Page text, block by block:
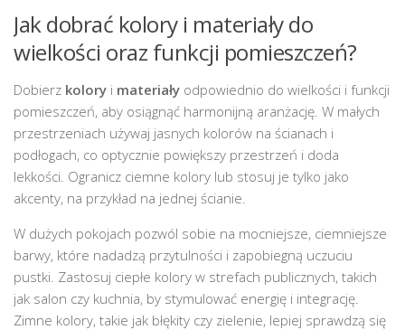
Jak dobrać kolory i materiały do
wielkości oraz funkcji pomieszczeń?
Dobierz kolory i materiały odpowiednio do wielkości i funkcji
pomieszczeń, aby osiągnąć harmonijną aranżację. W małych
przestrzeniach używaj jasnych kolorów na ścianach i
podłogach, co optycznie powiększy przestrzeń i doda
lekkości. Ogranicz ciemne kolory lub stosuj je tylko jako
akcenty, na przykład na jednej ścianie.
W dużych pokojach pozwól sobie na mocniejsze, ciemniejsze
barwy, które nadadzą przytulności i zapobiegną uczuciu
pustki. Zastosuj ciepłe kolory w strefach publicznych, takich
jak salon czy kuchnia, by stymulować energię i integrację.
Zimne kolory, takie jak błękity czy zielenie, lepiej sprawdzą się